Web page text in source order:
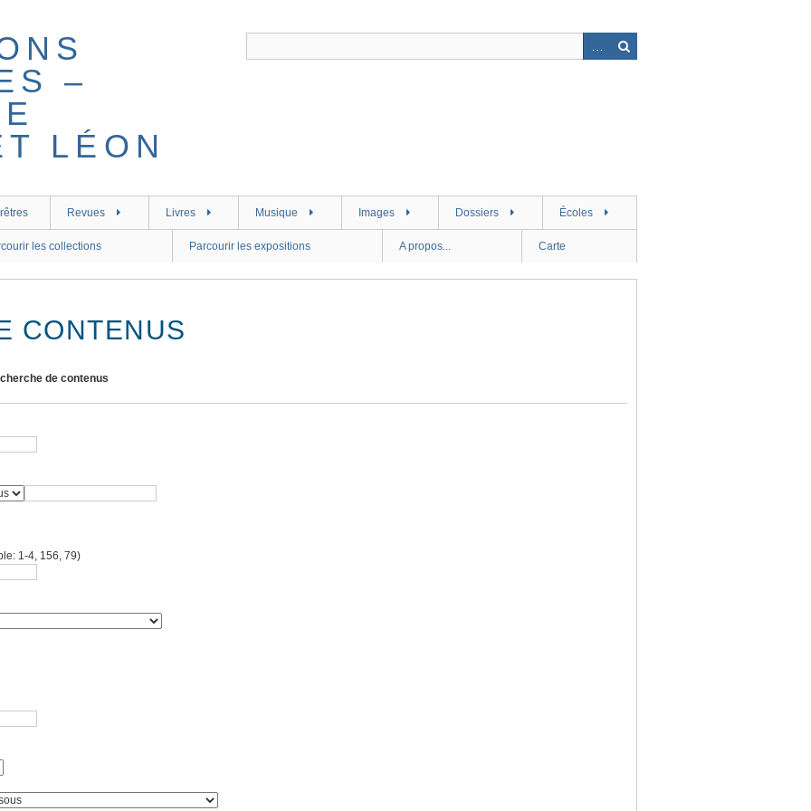
Revues Livres Musique Images Dossiers Écoles
les collections Parcourir les expositions A propos... Carte
CONTENUS
de contenus
1-4, 156, 79)